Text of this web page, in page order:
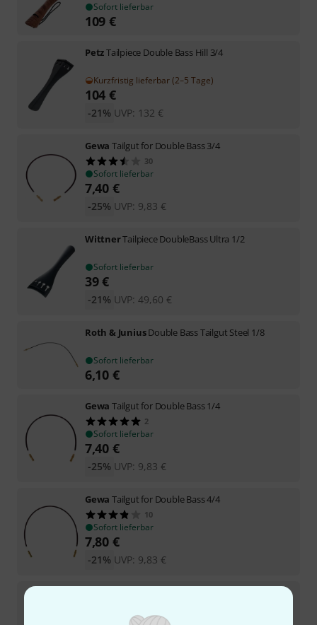
Sofort lieferbar
109 €
PetzTailpiece Double Bass Hill 3/4
Kurzfristig lieferbar (2–5 Tage)
104 €
UVP: 132 €
-21%
Gewa Tailgut for Double Bass 3/4
30
Sofort lieferbar
7,40 €
UVP: 9,83 €
-25%
WittnerTailpiece DoubleBass Ultra 1/2
Sofort lieferbar
39€
UVP: 49,60 €
-21%
Roth & JuniusDouble Bass Tailgut Steel 1/8
Sofort lieferbar
6,10 €
Gewa Tailgut for Double Bass 1/4
2
Sofort lieferbar
7,40 €
UVP: 9,83 €
-25%
Gewa Tailgut for Double Bass 4/4
10
Sofort lieferbar
7,80 €
UVP: 9,83 €
-21%
Sofort lieferbar